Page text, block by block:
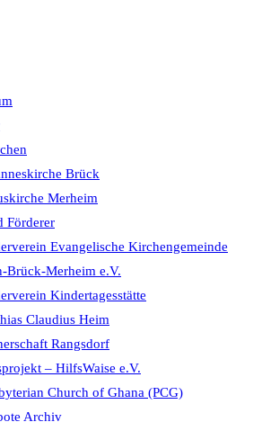
Brück
Merheim
Förderer
Evangelische Kirchengemeinde
Brück-Merheim e.V.
Kindertagesstätte
Claudius Heim
Rangsdorf
– HilfsWaise e.V.
Church of Ghana (PCG)
Archiv